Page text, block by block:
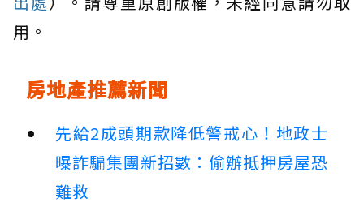
用。
房地產推薦新聞
先給2成頭期款降低警戒心！地政士
曝詐騙集團新招數：偷辦抵押房屋恐
難救